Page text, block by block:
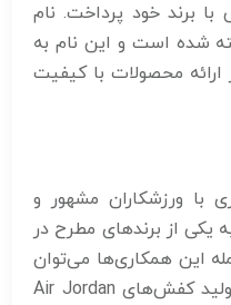
برند خود پرداخت. نام
شده است و این نام به
ارائه محصولات با کیفیت
با ورزشکاران مشهور و
یکی از برندهای مطرح در
این همکاری‌ها می‌توان
به همکاری با مایکل جردن در تولید کفش‌های Air Jordan